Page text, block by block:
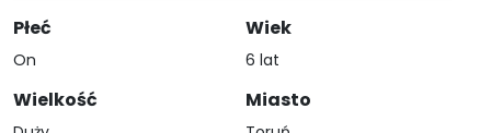
Płeć
On
Wielkość
Wiek
6 lat
Miasto